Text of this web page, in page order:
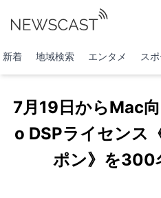
新着 地域検索 エンタメ ス
7月19日からMac
o DSPライセンス
ポン》を300